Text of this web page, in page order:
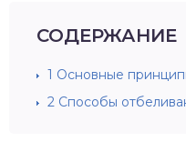
СОДЕРЖАНИЕ
1 Основные
2 Способы